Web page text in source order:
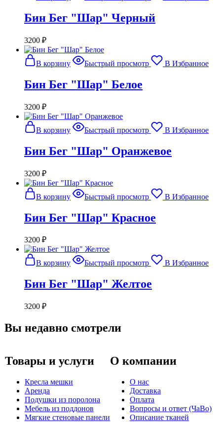
Бин Бег "Шар" Черный
3200 ₽
В корзину Быстрый просмотр В Избранное
Бин Бег "Шар" Белое
3200 ₽
В корзину Быстрый просмотр В Избранное
Бин Бег "Шар" Оранжевое
3200 ₽
В корзину Быстрый просмотр В Избранное
Бин Бег "Шар" Красное
3200 ₽
В корзину Быстрый просмотр В Избранное
Бин Бег "Шар" Желтое
3200 ₽
Вы недавно смотрели
Товары и услуги
Кресла мешки
Аренда
Подушки из поролона
Мебель из поддонов
Мягкие стеновые панели
О компании
О нас
Доставка
Оплата
Вопросы и ответ (ЧаВо)
Описание тканей